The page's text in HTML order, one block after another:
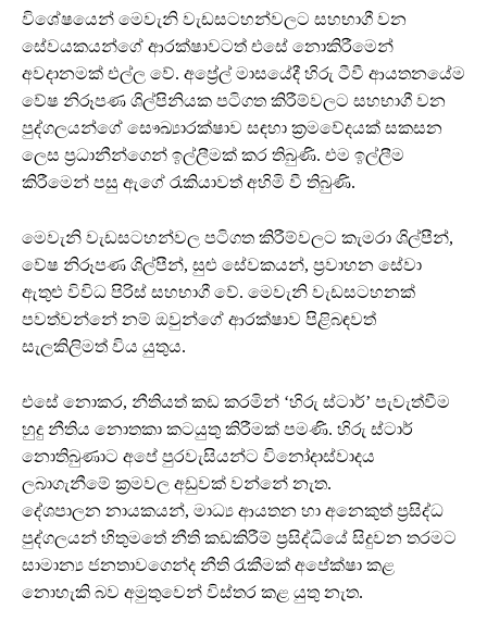
විශේෂයෙන් මෙවැනි වැඩසටහන්වලට සහභාගී වන
සේවයකයන්ගේ ආරක්ෂාවටත් එසේ නොකිරීමෙන්
අවදානමක් එල්ල වේ. අප්‍රේල් මාසයේදී හිරු ටීවී ආයතනයේම
වේෂ නිරූපණ ශිල්පිනියක පටිගත කිරීම්වලට සහභාගී වන
පුද්ගලයන්ගේ සෞඛ්‍යාරක්ෂාව සඳහා ක්‍රමවේදයක් සකසන
ලෙස ප්‍රධානීන්ගෙන් ඉල්ලීමක් කර තිබුණි. එම ඉල්ලීම
කිරීමෙන් පසු ඇගේ රැකියාවත් අහිමි වී තිබුණි.
මෙවැනි වැඩසටහන්වල පටිගත කිරීම්වලට කැමරා ශිල්පීන්,
වේෂ නිරූපණ ශිල්පීන්, සුළු සේවකයන්, ප්‍රවාහන සේවා
ඇතුළු විවිධ පිරිස් සහභාගී වේ. මෙවැනි වැඩසටහනක්
පවත්වන්නේ නම් ඔවුන්ගේ ආරක්ෂාව පිළිබඳවත්
සැලකිලිමත් විය යුතුය.
එසේ නොකර, නීතියත් කඩ කරමින් ‘හිරු ස්ටාර්’ පැවැත්වීම
හුදු නීතිය නොතකා කටයුතු කිරීමක් පමණි. හිරු ස්ටාර්
නොතිබුණාට අපේ පුරවැසියන්ට විනෝදාස්වාදය
ලබාගැනීමේ ක්‍රමවල අඩුවක් වන්නේ නැත.
දේශපාලන නායකයන්, මාධ්‍ය ආයතන හා අනෙකුත් ප්‍රසිද්ධ
පුද්ගලයන් හිතුමතේ නීති කඩකිරීම් ප්‍රසිද්ධියේ සිදුවන තරමට
සාමාන්‍ය ජනතාවගෙන්ද නීති රැකීමක් අපේක්ෂා කළ
නොහැකි බව අමුතුවෙන් විස්තර කළ යුතු නැත.